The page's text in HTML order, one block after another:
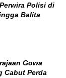
Polisi di
Balita
Gowa
Cabut Perda